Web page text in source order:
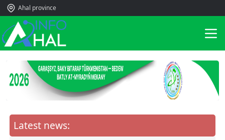
Ahal province
Latest news: